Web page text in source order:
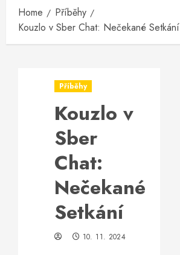
Home
Příběhy
Kouzlo v Sber Chat: Nečekané Setkání
Příběhy
Kouzlo v
Sber
Chat:
Nečekané
Setkání
10. 11. 2024